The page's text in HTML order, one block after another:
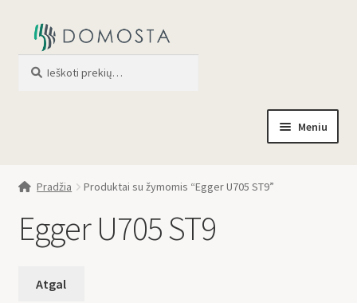
Meniu
Apie mus
Profilis
Pradžia Produktai su žymomis “Egger U705 ST9”
Egger U705 ST9